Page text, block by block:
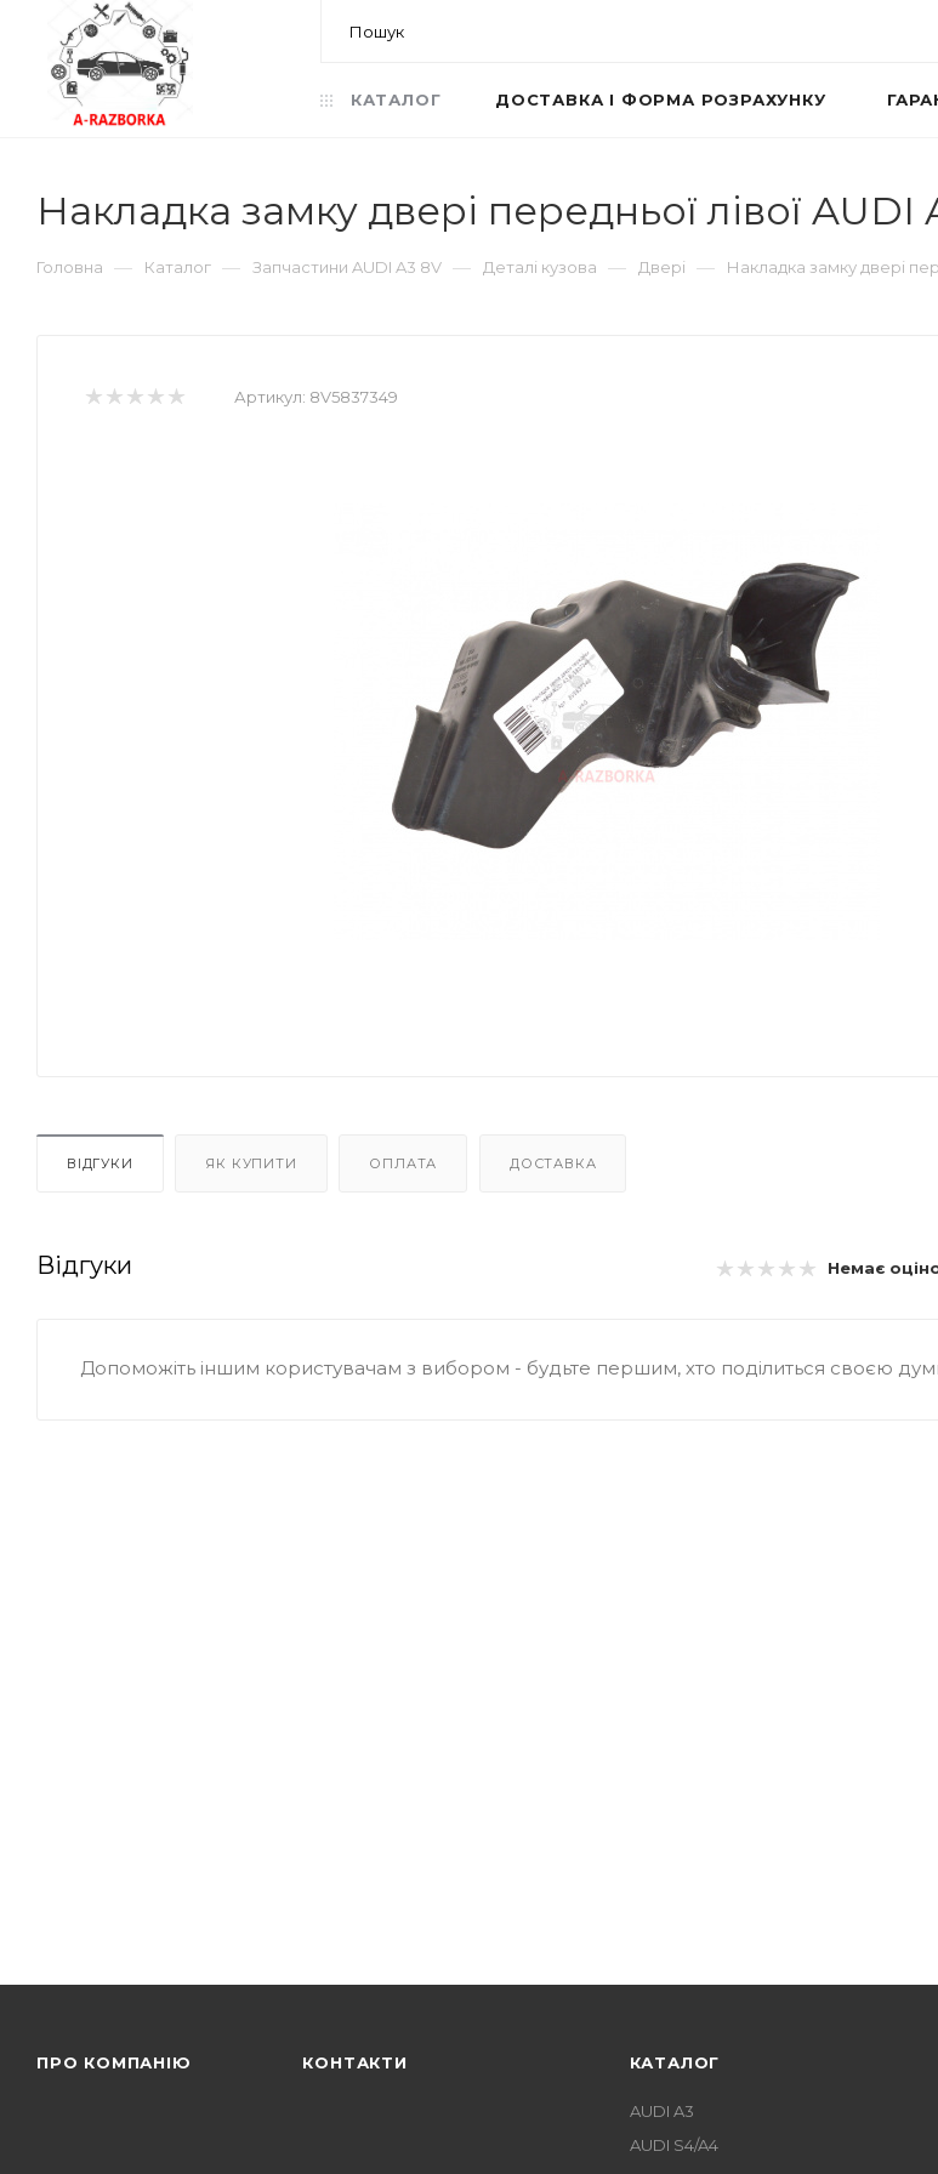
КАТАЛОГ ДОСТАВКА І ФОРМА РОЗРАХУНКУ
Накладка замку двері передньої лівої AUDI
Головна — Каталог — Запчастини AUDI A3 8V — Деталі кузова — Двері — Накладка замку двері
Артикул: 8V5837349
ВІДГУКИ ЯК КУПИТИ ОПЛАТА ДОСТАВКА
Відгуки Немає
Допоможіть іншим користувачам з вибором - будьте першим, хто поділиться своєю
ПРО КОМПАНІЮ КОНТАКТИ КАТАЛОГ
AUDI A3
AUDI S4/A4